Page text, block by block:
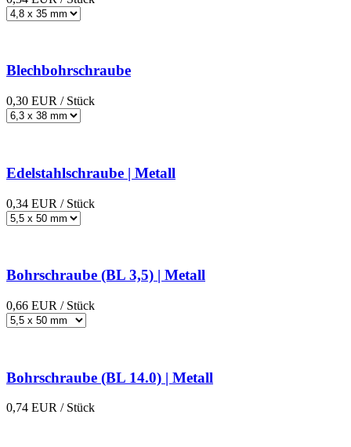
Blechbohrschraube
0,30 EUR / Stück
Edelstahlschraube | Metall
0,34 EUR / Stück
Bohrschraube (BL 3,5) | Metall
0,66 EUR / Stück
Bohrschraube (BL 14.0) | Metall
0,74 EUR / Stück